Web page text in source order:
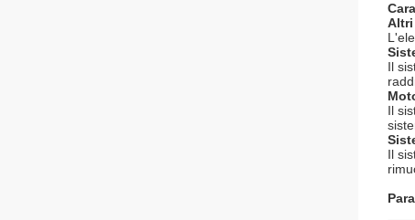
Altri
Il
Il
Il